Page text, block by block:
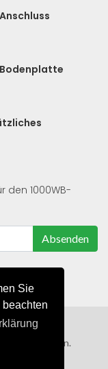
Sie
den 1000WB-
Absenden
vorbehalten.